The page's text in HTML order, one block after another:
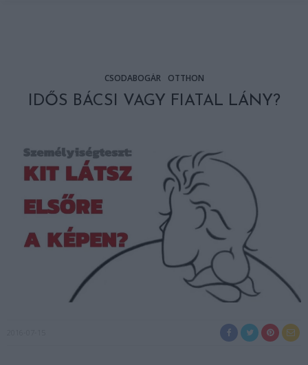
CSODABOGÁR OTTHON
IDŐS BÁCSI VAGY FIATAL LÁNY?